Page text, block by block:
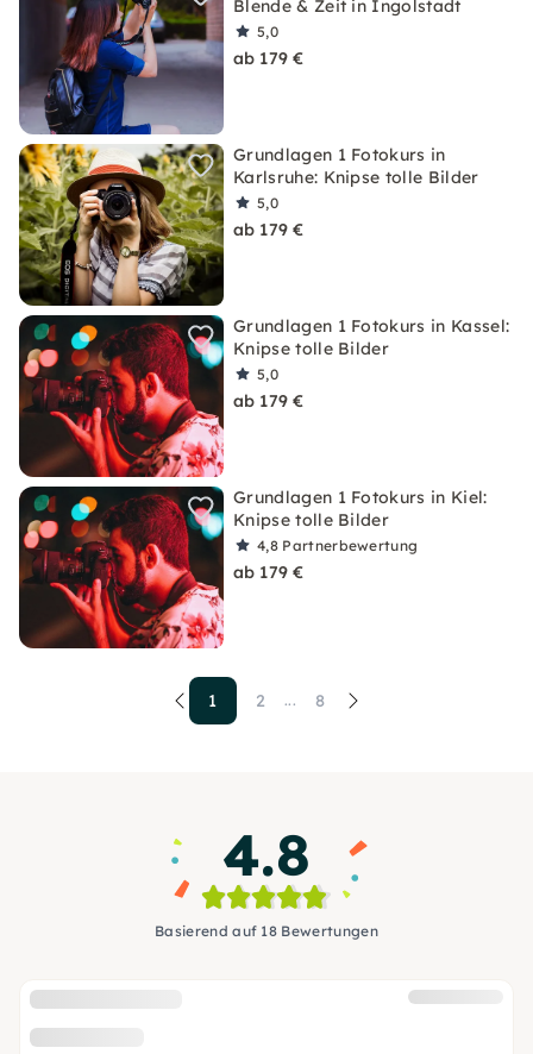
Blende & Zeit in Ingolstadt
5,0
ab 179 €
Grundlagen 1 Fotokurs in
Karlsruhe: Knipse tolle Bilder
5,0
ab 179 €
Grundlagen 1 Fotokurs in Kassel:
Knipse tolle Bilder
5,0
ab 179 €
Grundlagen 1 Fotokurs in Kiel:
Knipse tolle Bilder
4,8 Partnerbewertung
ab 179 €
1 2 ... 8
4.8
Basierend auf 18 Bewertungen